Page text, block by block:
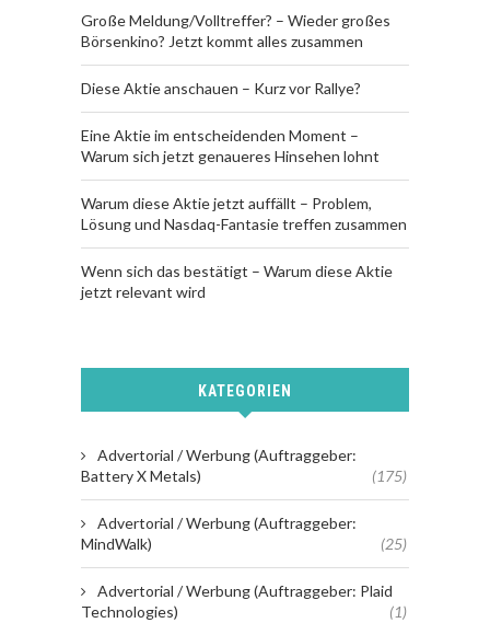
Große Meldung/Volltreffer? – Wieder großes
Börsenkino? Jetzt kommt alles zusammen
Diese Aktie anschauen – Kurz vor Rallye?
Eine Aktie im entscheidenden Moment –
Warum sich jetzt genaueres Hinsehen lohnt
Warum diese Aktie jetzt auffällt – Problem,
Lösung und Nasdaq-Fantasie treffen zusammen
Wenn sich das bestätigt – Warum diese Aktie
jetzt relevant wird
KATEGORIEN
Advertorial / Werbung (Auftraggeber:
Battery X Metals)
(175)
Advertorial / Werbung (Auftraggeber:
MindWalk)
(25)
Advertorial / Werbung (Auftraggeber: Plaid
Technologies)
(1)